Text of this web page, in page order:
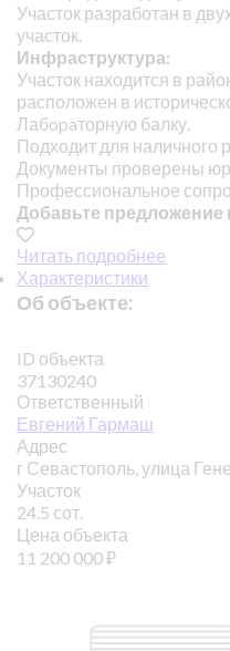
Участок разработан в
участок.
Инфраструктура:
Участок находится в
расположен в
Лабopaторную балку.
Подходит для наличного
Документы проверены
Профессиональное
Добавьте предложение
Читать подробнее
Характеристики
Об объекте:
ID объекта
37130240
Ответственный
Евгений Гармаш
Адрес
г Севастополь, улица
Участок
24.5 сот.
Цена объекта
11 200 000₽